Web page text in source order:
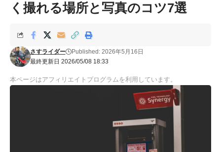
く撮れる場所と写真のコツ7選
最終更新日 2026/05/08 18:33
さすライダー Published: 2026年5月16日
本ページはアフィリエイトプログラムを利用しています。